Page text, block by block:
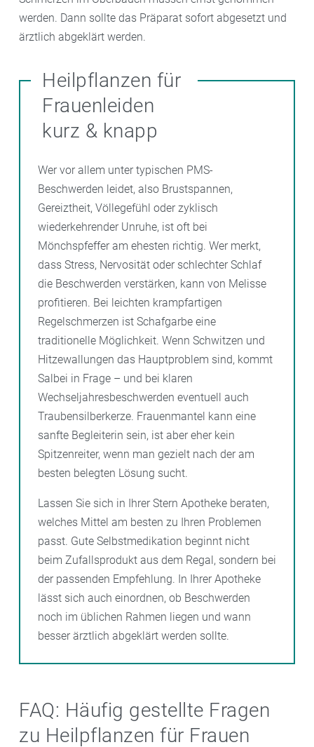
werden. Dann sollte das Präparat sofort abgesetzt und
ärztlich abgeklärt werden.
Heilpflanzen für
Frauenleiden
kurz & knapp
Wer vor allem unter typischen PMS-
Beschwerden leidet, also Brustspannen,
Gereiztheit, Völlegefühl oder zyklisch
wiederkehrender Unruhe, ist oft bei
Mönchspfeffer am ehesten richtig. Wer merkt,
dass Stress, Nervosität oder schlechter Schlaf
die Beschwerden verstärken, kann von Melisse
profitieren. Bei leichten krampfartigen
Regelschmerzen ist Schafgarbe eine
traditionelle Möglichkeit. Wenn Schwitzen und
Hitzewallungen das Hauptproblem sind, kommt
Salbei in Frage – und bei klaren
Wechseljahresbeschwerden eventuell auch
Traubensilberkerze. Frauenmantel kann eine
sanfte Begleiterin sein, ist aber eher kein
Spitzenreiter, wenn man gezielt nach der am
besten belegten Lösung sucht.
Lassen Sie sich in Ihrer Stern Apotheke beraten,
welches Mittel am besten zu Ihren Problemen
passt. Gute Selbstmedikation beginnt nicht
beim Zufallsprodukt aus dem Regal, sondern bei
der passenden Empfehlung. In Ihrer Apotheke
lässt sich auch einordnen, ob Beschwerden
noch im üblichen Rahmen liegen und wann
besser ärztlich abgeklärt werden sollte.
FAQ: Häufig gestellte Fragen
zu Heilpflanzen für Frauen